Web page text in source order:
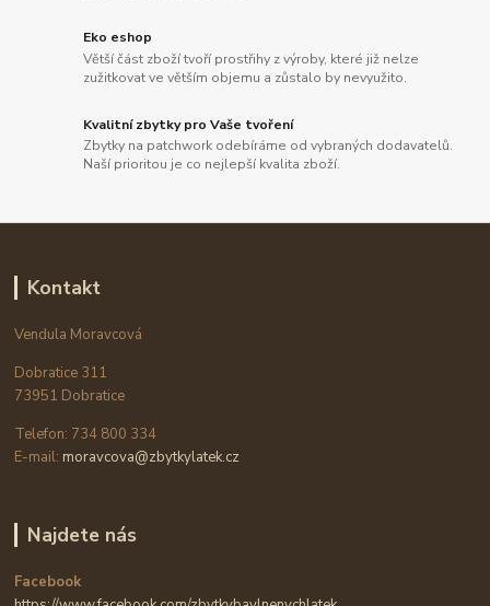
Eko eshop
Větší část zboží tvoří prostřihy z výroby, které již nelze
zužitkovat ve větším objemu a zůstalo by nevyužito.
Kvalitní zbytky pro Vaše tvoření
Zbytky na patchwork odebíráme od vybraných dodavatelů.
Naší prioritou je co nejlepší kvalita zboží.
Kontakt
Vendula Moravcová
Dobratice 311
73951 Dobratice
Telefon: 734 800 334
E-mail: moravcova@zbytkylatek.cz
Najdete nás
Facebook